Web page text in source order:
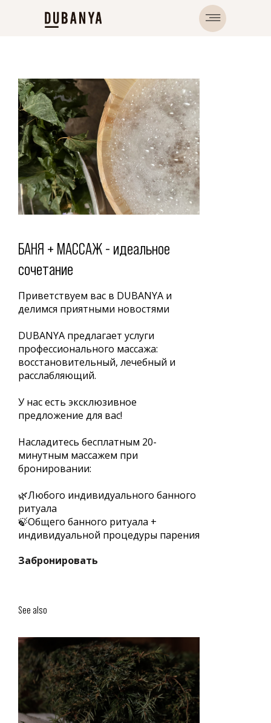
БАНЯ + МАССАЖ - идеальное
сочетание
Приветствуем вас в DUBANYA и
делимся приятными новостями
DUBANYA предлагает услуги
профессионального массажа:
восстановительный, лечебный и
расслабляющий.
У нас есть эксклюзивное
предложение для вас!
Насладитесь бесплатным 20-
минутным массажем при
бронировании:
🌿Любого индивидуального банного
ритуала
🍃Общего банного ритуала +
индивидуальной процедуры парения
Забронировать
See also